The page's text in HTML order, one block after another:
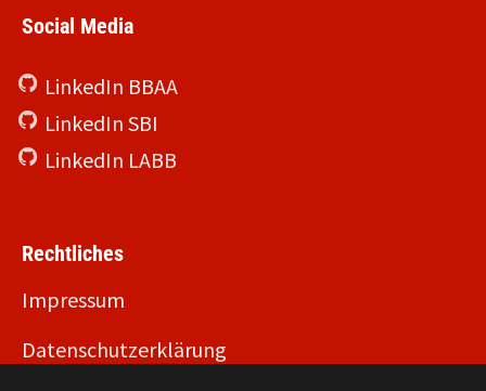
Social Media
LinkedIn BBAA
LinkedIn SBI
LinkedIn LABB
Rechtliches
Impressum
Datenschutzerklärung